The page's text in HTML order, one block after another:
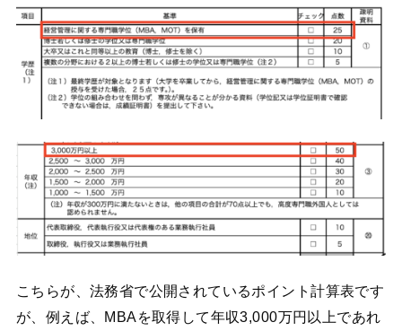
こちらが、法務省で公開されているポイント計算表です
が、例えば、MBAを取得して年収3,000万円以上であれ